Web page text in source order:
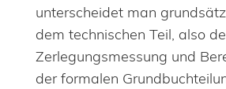
unterscheidet man
dem technischen Teil, also
Zerlegungsmessung und
der formalen